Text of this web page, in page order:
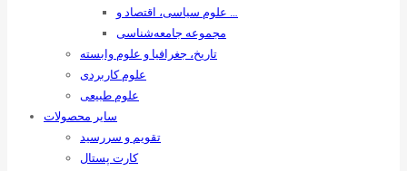
علوم سیاسی، اقتصاد و …
مجموعه جامعه‌شناسی
تاریخ، جغرافیا و علوم وابسته
علوم کاربردی
علوم طبیعی
سایر محصولات
تقویم و سررسید
کارت پستال